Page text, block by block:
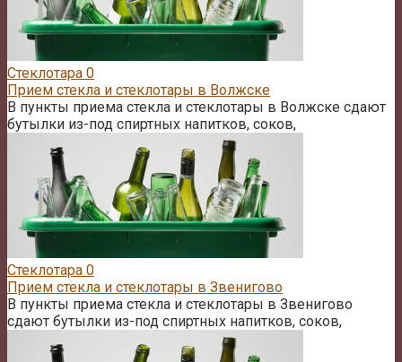
Стеклотара 0
Прием стекла и стеклотары в Волжске
В пункты приема стекла и стеклотары в Волжске сдают
бутылки из-под спиртных напитков, соков,
Стеклотара 0
Прием стекла и стеклотары в Звенигово
В пункты приема стекла и стеклотары в Звенигово
сдают бутылки из-под спиртных напитков, соков,